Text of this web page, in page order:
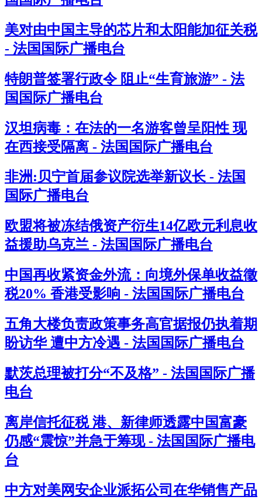
美对由中国主导的芯片和太阳能加征关税
- 法国国际广播电台
特朗普签署行政令 阻止“生育旅游” - 法
国国际广播电台
汉坦病毒：在法的一名游客曾呈阳性 现
在西接受隔离 - 法国国际广播电台
非洲:贝宁首届参议院选举新议长 - 法国
国际广播电台
欧盟将被冻结俄资产衍生14亿欧元利息收
益援助乌克兰 - 法国国际广播电台
中国再收紧资金外流：向境外保单收益徵
税20% 香港受影响 - 法国国际广播电台
五角大楼负责政策事务高官据报仍执着期
盼访华 遭中方冷遇 - 法国国际广播电台
默茨总理被打分“不及格” - 法国国际广播
电台
离岸信托征税 港、新律师透露中国富豪
仍感“震惊”并急于筹现 - 法国国际广播电
台
中方对美网安企业派拓公司在华销售产品